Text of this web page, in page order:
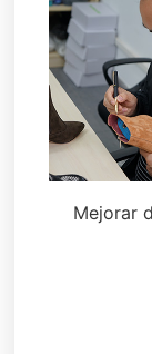
Mejorar